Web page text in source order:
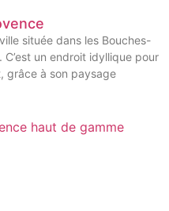
située dans les Bouches-
un endroit idyllique pour
grâce à son paysage